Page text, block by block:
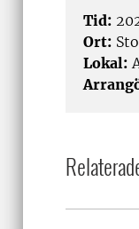
Tid:
Ort:
Lokal: